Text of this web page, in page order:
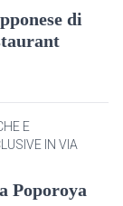
di
E
IN VIA
Poporoya